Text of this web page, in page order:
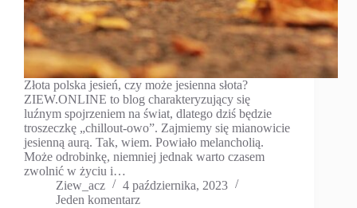
Złota polska jesień, czy może jesienna słota?
ZIEW.ONLINE to blog charakteryzujący się
luźnym spojrzeniem na świat, dlatego dziś będzie
troszeczkę „chillout-owo”. Zajmiemy się mianowicie
jesienną aurą. Tak, wiem. Powiało melancholią.
Może odrobinkę, niemniej jednak warto czasem
zwolnić w życiu i…
Ziew_acz
4 października, 2023
Jeden komentarz